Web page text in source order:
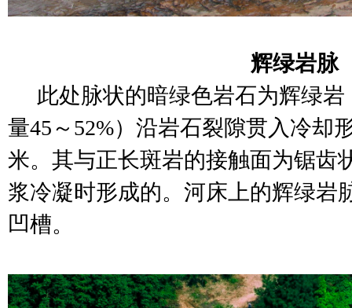
辉绿岩脉
此处脉状的暗绿色岩石为辉绿
量45～52%）沿岩石裂隙贯入冷却
米。其与正长斑岩的接触面为锯齿
浆冷凝时形成的。河床上的辉绿岩
凹槽。